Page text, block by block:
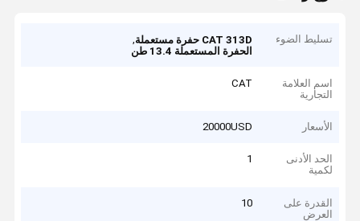
تسليط الضوء CAT 313D حفرة مستعملة
,
الحفرة المستعملة 13.4 طن
اسم العلامة
التجارية
CAT
الأسعار 20000USD
الحد الأدنى
لكمية
1
القدرة على
العرض
10